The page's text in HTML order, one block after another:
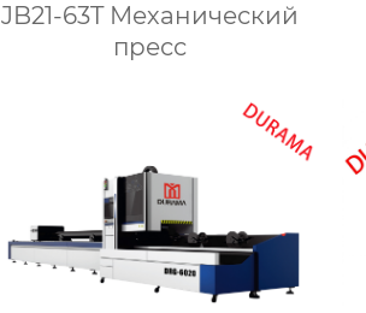
JB21-63T Механический
пресс